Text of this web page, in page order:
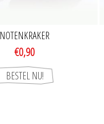
NOTENKRAKER
€0,90